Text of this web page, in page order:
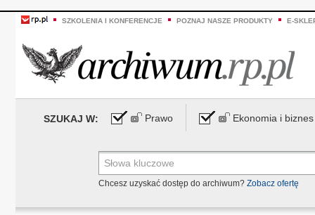
SZKOLENIA I KONFERENCJE POZNAJ NASZE PRODUKTY E-
SZUKAJ W: Prawo Ekonomia i biznes
Chcesz uzyskać dostęp do archiwum? Zobacz ofertę